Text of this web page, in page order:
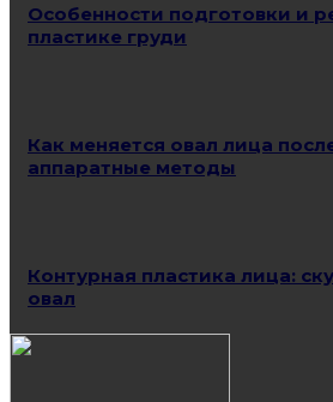
Особенности подготовки и
пластике груди
Как меняется овал лица
аппаратные методы
Контурная пластика лица:
овал